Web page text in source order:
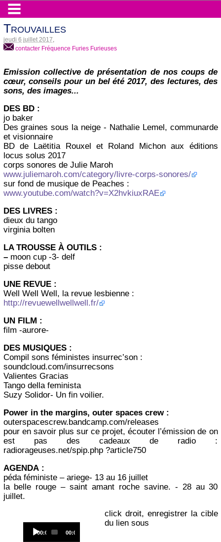
Trouvailles
jeudi 6 juillet 2017
contacter Fréquence Furies Furieuses
Emission collective de présentation de nos coups de
cœur, conseils pour un bel été 2017, des lectures, des
sons, des images...
DES BD :
jo baker
Des graines sous la neige - Nathalie Lemel, communarde
et visionnaire
BD de Laëtitia Rouxel et Roland Michon aux éditions
locus solus 2017
corps sonores de Julie Maroh
www.juliemaroh.com/category/livre-corps-sonores/
sur fond de musique de Peaches :
www.youtube.com/watch?v=X2hvkiuxRAE
DES LIVRES :
dieux du tango
virginia bolten
LA TROUSSE À OUTILS :
–moon cup -3- delf
pisse debout
UNE REVUE :
Well Well Well, la revue lesbienne :
http://revuewellwellwell.fr/
UN FILM :
film -aurore-
DES MUSIQUES :
Compil sons féministes insurrec’son :
soundcloud.com/insurrecsons
Valientes Gracias
Tango della feminista
Suzy Solidor- Un fin voilier.
Power in the margins, outer spaces crew :
outerspacescrew.bandcamp.com/releases
pour en savoir plus sur ce projet, écouter l’émission de on
est pas des cadeaux de radio :
radiorageuses.net/spip.php ?article750
AGENDA :
péda féministe – ariege- 13 au 16 juillet
la belle rouge – saint amant roche savine. - 28 au 30
juillet.
Player
Current
00:00
Total
00:00
click droit, enregistrer la cible
du lien sous